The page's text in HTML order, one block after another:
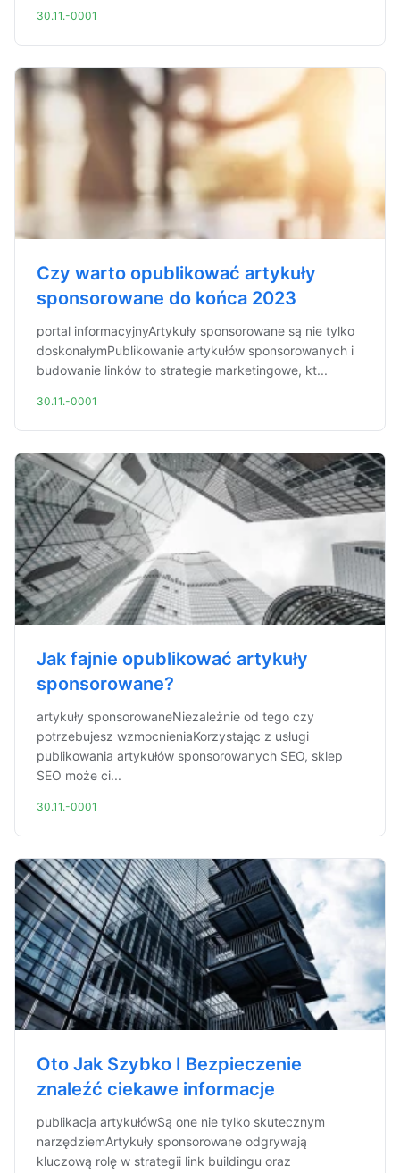
30.11.-0001
Czy warto opublikować artykuły
sponsorowane do końca 2023
portal informacyjnyArtykuły sponsorowane są nie tylko
doskonałymPublikowanie artykułów sponsorowanych i
budowanie linków to strategie marketingowe, kt...
30.11.-0001
Jak fajnie opublikować artykuły
sponsorowane?
artykuły sponsorowaneNiezależnie od tego czy
potrzebujesz wzmocnieniaKorzystając z usługi
publikowania artykułów sponsorowanych SEO, sklep
SEO może ci...
30.11.-0001
Oto Jak Szybko I Bezpieczenie
znaleźć ciekawe informacje
publikacja artykułówSą one nie tylko skutecznym
narzędziemArtykuły sponsorowane odgrywają
kluczową rolę w strategii link buildingu oraz